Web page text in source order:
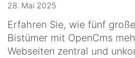
28. Mai 2025
Erfahren Sie, wie fünf
Bistümer mit OpenCms
Webseiten zentral und